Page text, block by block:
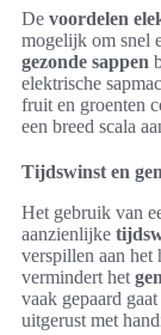
De voordelen
mogelijk om snel
gezonde sappen
elektrische
fruit en groenten
een breed scala
Tijdswinst en
Het gebruik van
aanzienlijke
verspillen aan het
vermindert het
vaak gepaard
uitgerust met